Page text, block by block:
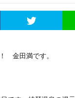
金田満です。